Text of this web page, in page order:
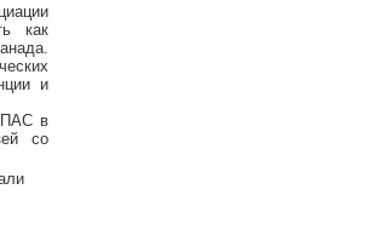
как
и
в
со